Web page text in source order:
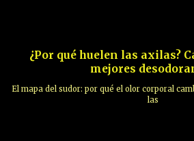
¿Por qué huelen las axilas?
mejores
El mapa del sudor: por qué el olor corporal
las